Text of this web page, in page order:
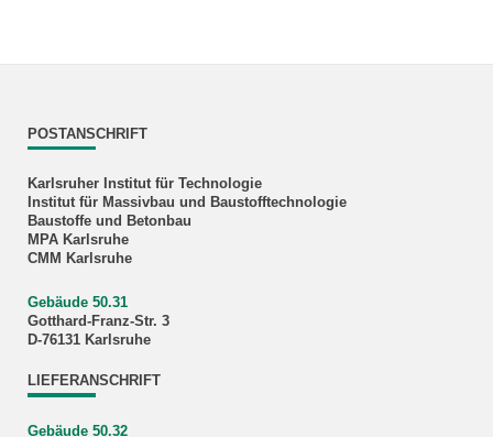
POSTANSCHRIFT
Karlsruher Institut für Technologie
Institut für Massivbau und Baustofftechnologie
Baustoffe und Betonbau
MPA Karlsruhe
CMM Karlsruhe
Gebäude 50.31
Gotthard-Franz-Str. 3
D-76131 Karlsruhe
LIEFERANSCHRIFT
Gebäude 50.32